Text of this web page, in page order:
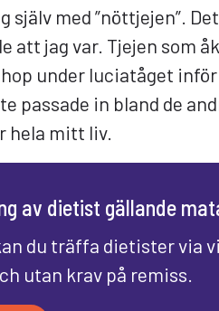
själv med ”nöttjejen”.
att jag var. Tjejen som
under luciatåget
passade in bland de
hela mitt liv.
av dietist gällande
du träffa dietister via
utan krav på remiss.